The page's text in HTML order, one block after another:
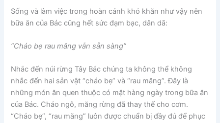
Sống và làm việc trong hoàn cảnh khó khăn như vậy nên
bữa ăn của Bác cũng hết sức đạm bạc, dân dã:
“Cháo bẹ rau măng vẫn sẵn sàng”
Nhắc đến núi rừng Tây Bắc chúng ta không thể không
nhắc đến hai sản vật “cháo bẹ” và “rau măng”. Đây là
những món ăn quen thuộc có mặt hàng ngày trong bữa ăn
của Bác. Cháo ngô, măng rừng đã thay thế cho cơm.
“Cháo bẹ”, “rau măng” luôn được chuẩn bị đầy đủ để phục